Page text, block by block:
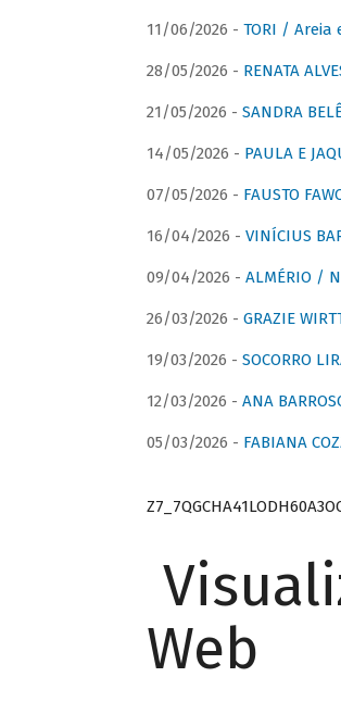
11/06/2026 - TORI / Areia
28/05/2026 - RENATA
21/05/2026 - SANDRA
14/05/2026 - PAULA E
07/05/2026 - FAUSTO
16/04/2026 - VINÍCIUS
09/04/2026 - ALMÉRIO /
26/03/2026 - GRAZIE
19/03/2026 - SOCORRO
12/03/2026 - ANA
05/03/2026 - FABIANA
Web